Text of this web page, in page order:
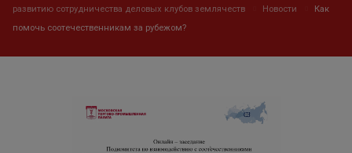
развитию сотрудничества деловых клубов землячеств
Новости
Как
помочь соотечественникам за рубежом?